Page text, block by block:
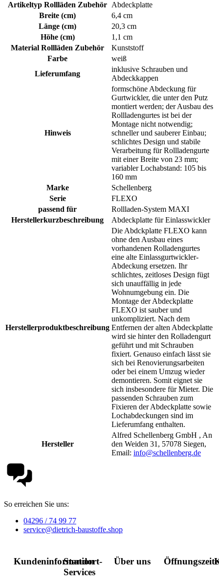
Artikeltyp Rollläden Zubehör Abdeckplatte
Breite (cm)
6,4 cm
Länge (cm)
20,3 cm
Höhe (cm)
1,1 cm
Material Rollläden Zubehör
Kunststoff
Farbe
weiß
Lieferumfang
inklusive Schrauben und
Abdeckkappen
Hinweis
formschöne Abdeckung für
Gurtwickler, die unter den Putz
montiert werden; der Ausbau des
Rollladengurtes ist bei der
Montage nicht notwendig;
schneller und sauberer Einbau;
schlichtes Design und stabile
Verarbeitung für Rollladengurte
mit einer Breite von 23 mm;
variabler Lochabstand: 105 bis
160 mm
Marke
Schellenberg
Serie
FLEXO
passend für
Rollladen-System MAXI
Herstellerkurzbeschreibung
Abdeckplatte für Einlasswickler
Herstellerproduktbeschreibung
Die Abdckplatte FLEXO kann
ohne den Ausbau eines
vorhandenen Rolladengurtes
eine alte Einlassgurtwickler-
Abdeckung ersetzen. Ihr
schlichtes, zeitloses Design fügt
sich unauffällig in jede
Wohnumgebung ein. Die
Montage der Abdeckplatte
FLEXO ist sauber und
unkompliziert. Nach dem
Entfernen der alten Abdeckplatte
wird sie hinter den Rolladengurt
geführt und mit Schrauben
fixiert. Genauso einfach lässt sie
sich bei Renovierungsarbeiten
oder bei einem Umzug wieder
demontieren. Somit eignet sie
sich insbesondere für Mieter. Die
passenden Schrauben zum
Fixieren der Abdeckplatte sowie
Lochabdeckungen sind im
Lieferumfang enthalten.
Hersteller
Alfred Schellenberg GmbH , An
den Weiden 31, 57078 Siegen,
Email: info@schellenberg.de
So erreichen Sie uns:
04296 / 74 99 77
service@dietrich-baustoffe.shop
Kundeninformation
Standort-
Services
Über uns